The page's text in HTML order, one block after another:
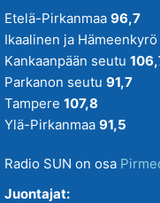
Etelä-Pirkanmaa 96,7
Ikaalinen ja Hämeenkyrö
Kankaanpään seutu
Parkanon seutu 91,7
Tampere 107,8
Ylä-Pirkanmaa 91,5
Radio SUN on osa
Juontajat: